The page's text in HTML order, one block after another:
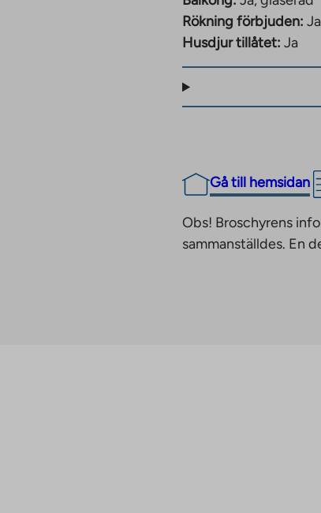
Rökning förbjuden: Ja
Husdjur tillåtet: Ja
Gå till hemsidan
Obs! Broschyrens
sammanställdes. En